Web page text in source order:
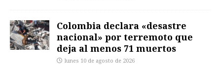
Colombia declara «desastre
nacional» por terremoto que
deja al menos 71 muertos
lunes 10 de agosto de 2026